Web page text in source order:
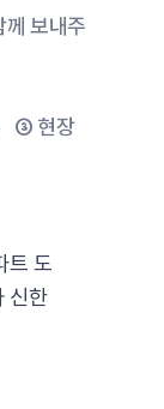
께 보내주
③ 현장
트 도
신한